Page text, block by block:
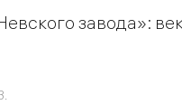
завода»: